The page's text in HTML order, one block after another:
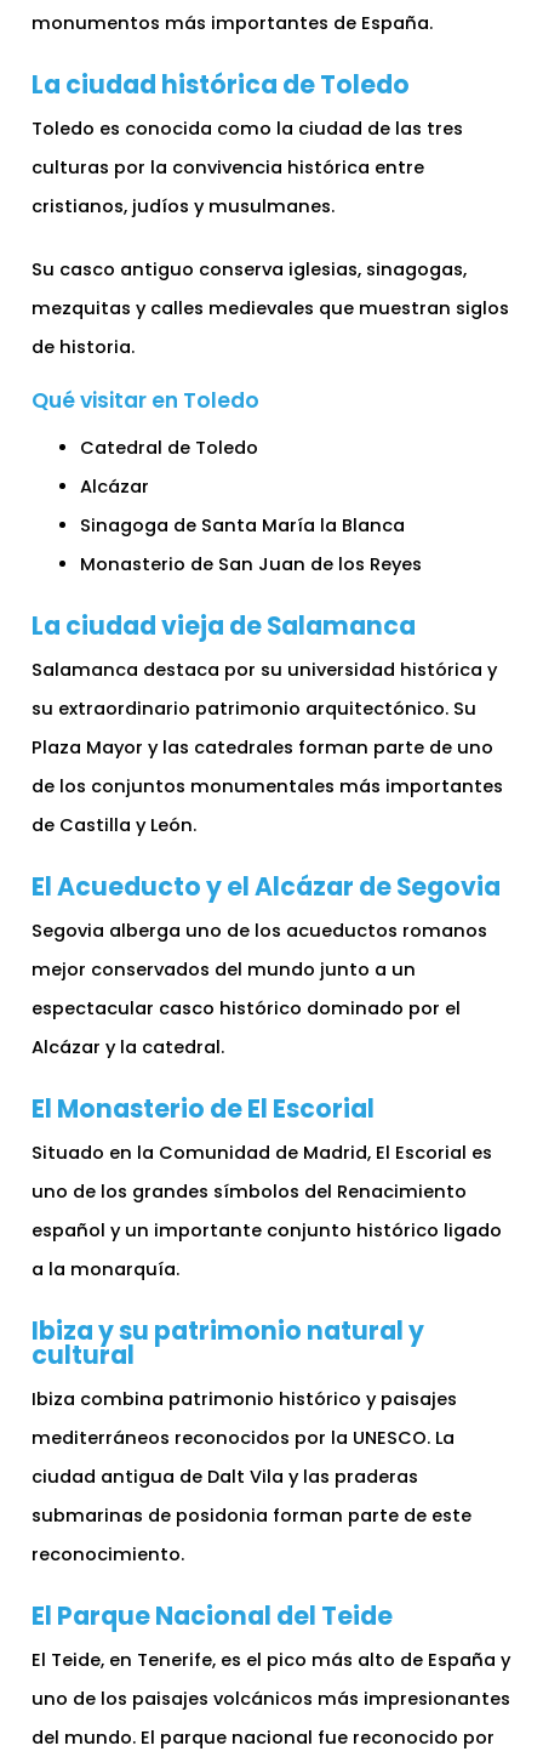
monumentos más importantes de España.
La ciudad histórica de Toledo
Toledo es conocida como la ciudad de las tres
culturas por la convivencia histórica entre
cristianos, judíos y musulmanes.
Su casco antiguo conserva iglesias, sinagogas,
mezquitas y calles medievales que muestran siglos
de historia.
Qué visitar en Toledo
Catedral de Toledo
Alcázar
Sinagoga de Santa María la Blanca
Monasterio de San Juan de los Reyes
La ciudad vieja de Salamanca
Salamanca destaca por su universidad histórica y
su extraordinario patrimonio arquitectónico. Su
Plaza Mayor y las catedrales forman parte de uno
de los conjuntos monumentales más importantes
de Castilla y León.
El Acueducto y el Alcázar de Segovia
Segovia alberga uno de los acueductos romanos
mejor conservados del mundo junto a un
espectacular casco histórico dominado por el
Alcázar y la catedral.
El Monasterio de El Escorial
Situado en la Comunidad de Madrid, El Escorial es
uno de los grandes símbolos del Renacimiento
español y un importante conjunto histórico ligado
a la monarquía.
Ibiza y su patrimonio natural y
cultural
Ibiza combina patrimonio histórico y paisajes
mediterráneos reconocidos por la UNESCO. La
ciudad antigua de Dalt Vila y las praderas
submarinas de posidonia forman parte de este
reconocimiento.
El Parque Nacional del Teide
El Teide, en Tenerife, es el pico más alto de España y
uno de los paisajes volcánicos más impresionantes
del mundo. El parque nacional fue reconocido por